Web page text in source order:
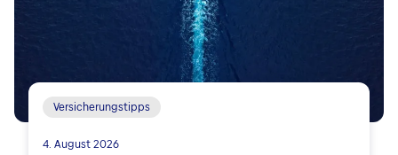
Versicherungstipps
4. August 2026